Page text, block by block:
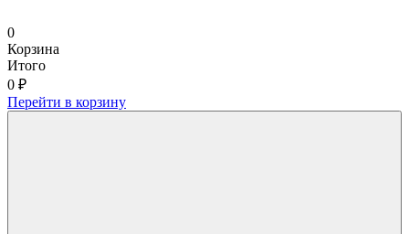
0
Корзина
Итого
0 ₽
Перейти в корзину